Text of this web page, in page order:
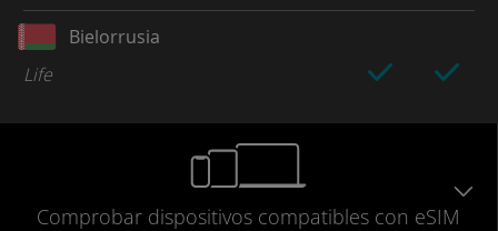
Bielorrusia
Life
Comprobar dispositivos compatibles con eSIM